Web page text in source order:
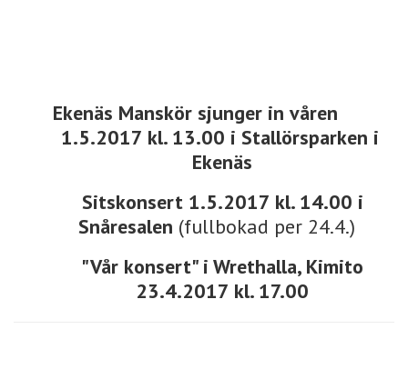
Ekenäs Manskör sjunger in våren
1.5.2017 kl. 13.00 i Stallörsparken i
Ekenäs
Sitskonsert 1.5.2017 kl. 14.00 i
Snåresalen (fullbokad per 24.4.)
"Vår konsert" i Wrethalla, Kimito
23.4.2017 kl. 17.00